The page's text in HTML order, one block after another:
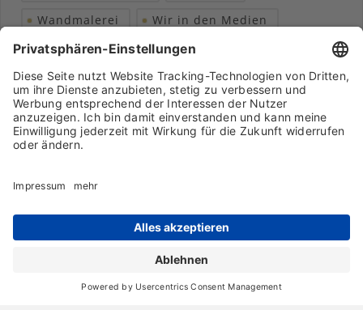
Wandmalerei
Wir in den Medien
Wohngesundheit
Markenpartner